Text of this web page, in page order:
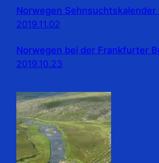
Norwegen Sehnsuchtskalender
2019.11.02
Norwegen bei der Frankfurter
2019.10.23